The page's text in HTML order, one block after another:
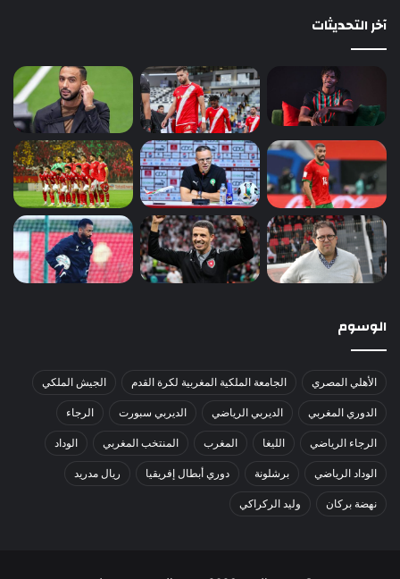
آخر التحديثات
الوسوم
الأهلي المصري الجامعة الملكية المغربية لكرة القدم الجيش الملكي
الدوري المغربي الديربي الرياضي الديربي سبورت الرجاء
الرجاء الرياضي الليغا المغرب المنتخب المغربي الوداد
الوداد الرياضي برشلونة دوري أبطال إفريقيا ريال مدريد
نهضة بركان وليد الركراكي